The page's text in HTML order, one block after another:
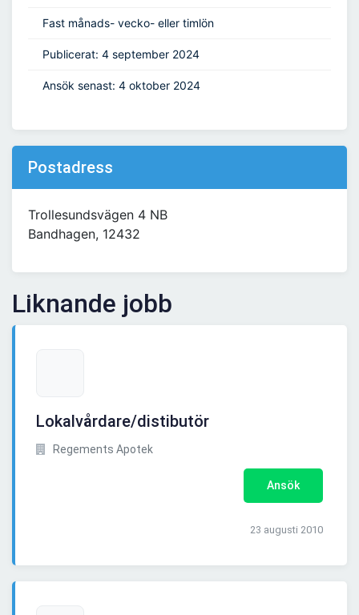
Fast månads- vecko- eller timlön
Publicerat: 4 september 2024
Ansök senast: 4 oktober 2024
Postadress
Trollesundsvägen 4 NB
Bandhagen, 12432
Liknande jobb
Lokalvårdare/distibutör
Regements Apotek
Ansök
23 augusti 2010